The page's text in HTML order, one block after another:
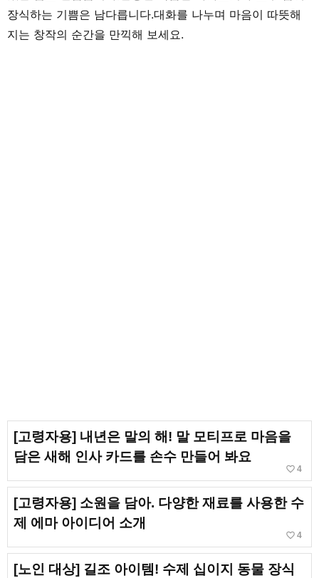
장식하는 기쁨은 남다릅니다.대화를 나누며 마음이 따뜻해
지는 창작의 순간을 만끽해 보세요.
[고령자용] 내년은 말의 해! 말 모티프로 마음을
담은 새해 인사 카드를 손수 만들어 봐요
favorite_border 4
[고령자용] 소원을 담아. 다양한 재료를 사용한 수
제 에마 아이디어 소개
favorite_border 4
[노인 대상] 길조 아이템! 수제 십이지 동물 장식